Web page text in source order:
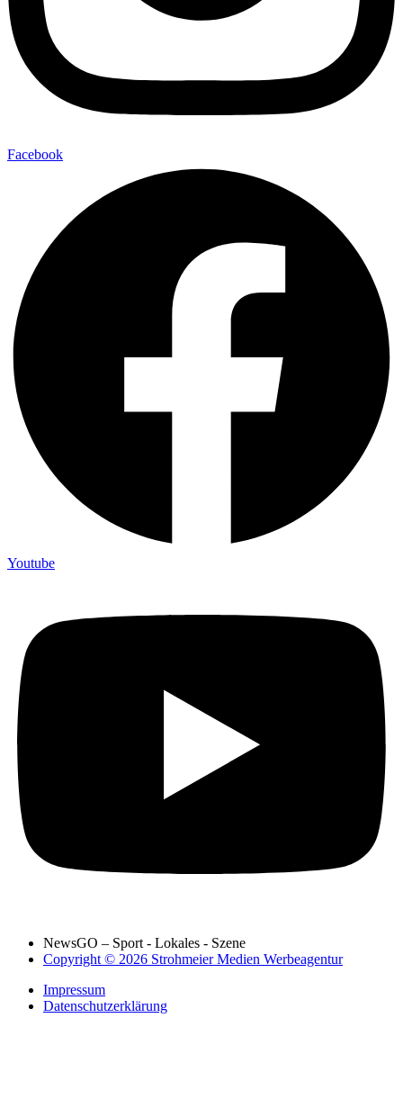
Facebook
Youtube
NewsGO – Sport - Lokales - Szene
Copyright © 2026 Strohmeier Medien Werbeagentur
Impressum
Datenschutzerklärung